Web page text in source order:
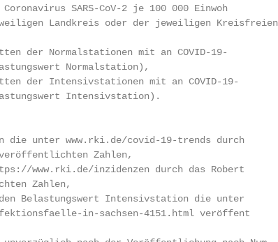
SARS-CoV-2 je 100 000 Einwoh­
Landkreis oder der jeweiligen Kreisfreien
der Normalstationen mit an COVID-19-
Normalstation),
der Intensivstationen mit an COVID-19-
Intensivstation).
die unter www.rki.de/covid-19-trends durch
Zahlen,
www.rki.de/inzidenzen durch das Robert
Zahlen,
Belastungswert Intensivstation die unter
in-sachsen-4151.html veröffent­